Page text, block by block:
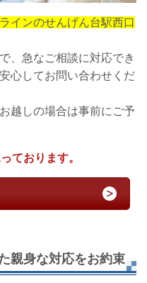
インのせんげん台駅西口
、急なご相談に対応でき
してお問い合わせくだ
越しの場合は事前にご予
ております。
親身な対応をお約束